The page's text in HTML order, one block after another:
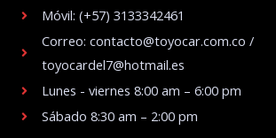
Móvil: (+57) 3133342461
Correo: contacto@toyocar.com.co /
toyocardel7@hotmail.es
Lunes - viernes 8:00 am – 6:00 pm
Sábado 8:30 am – 2:00 pm